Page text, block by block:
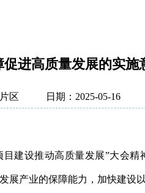
进高质量发展的实施
区 日期：2025-05-16
建设推动高质量发展”大会
产业的保障能力，加快建设